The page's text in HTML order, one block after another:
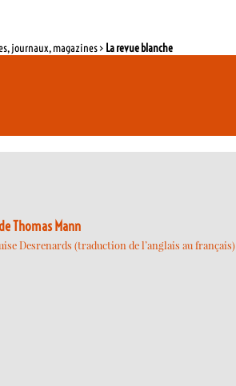
journaux, magazines > La revue blanche
Thomas Mann
Desrenards (traduction de l’anglais au français)